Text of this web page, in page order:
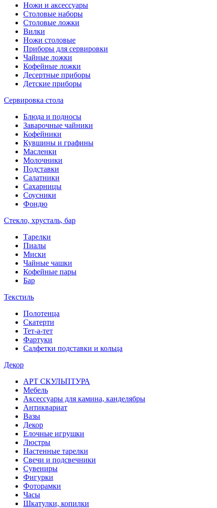
Ножи и аксессуары
Столовые наборы
Столовые ложки
Вилки
Ножи столовые
Приборы для сервировки
Чайные ложки
Кофейные ложки
Десертные приборы
Детские приборы
Сервировка стола
Блюда и подносы
Заварочные чайники
Кофейники
Кувшины и графины
Масленки
Молочники
Подставки
Салатники
Сахарницы
Соусники
Фондю
Стекло, хрусталь, бар
Тарелки
Пиалы
Миски
Чайные чашки
Кофейные пары
Бар
Текстиль
Полотенца
Скатерти
Тет-а-тет
Фартуки
Салфетки подставки и кольца
Декор
АРТ СКУЛЬПТУРА
Мебель
Аксессуары для камина, канделябры
Антиквариат
Вазы
Декор
Елочные игрушки
Люстры
Настенные тарелки
Свечи и подсвечники
Сувениры
Фигурки
Фоторамки
Часы
Шкатулки, копилки